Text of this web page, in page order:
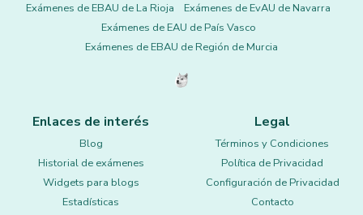
Exámenes de EBAU de La Rioja
Exámenes de EvAU de Navarra
Exámenes de EAU de País Vasco
Exámenes de EBAU de Región de Murcia
Enlaces de interés
Blog
Historial de exámenes
Widgets para blogs
Estadísticas
Legal
Términos y Condiciones
Política de Privacidad
Configuración de Privacidad
Contacto